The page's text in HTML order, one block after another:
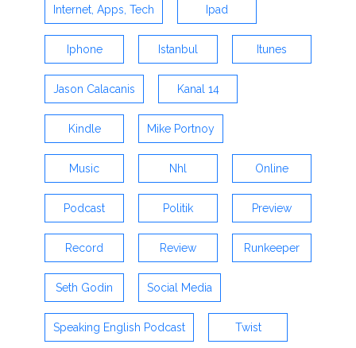
Internet, Apps, Tech Ipad
Iphone Istanbul Itunes
Jason Calacanis Kanal 14
Kindle Mike Portnoy
Music Nhl Online
Podcast Politik Preview
Record Review Runkeeper
Seth Godin Social Media
Speaking English Podcast Twist